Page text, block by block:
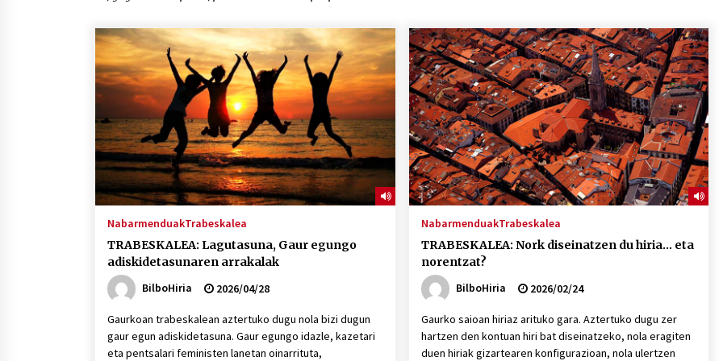
2026/07/16
POTTO: San Pedro jaietako bertso-
saioa
2026/07/09
Larunbatean Plentziako Itsas
Martxa ospatuko da
2026/07/07
Auritz Iñurrietaren margoak
ikusgai Uribitarte40 aretoan
2026/07/03
SOINUGELA: Paul McCartney eta
Ringo Starr-en lan berriak
2026/07/03
NabarmenduakTrabeskalea
TRABESKALEA: Lagutasuna, Gaur egungo
adiskidetasunaren arrakalak
BilboHiria
2026/04/28
Gaurkoan trabeskalean aztertuko dugu nola bizi dugun
gaur egun adiskidetasuna. Gaur egungo idazle, kazetari
eta pentsalari feministen lanetan oinarrituta,
NabarmenduakTrabeskalea
TRABESKALEA: Nork diseinatzen du hiria… eta
norentzat?
BilboHiria
2026/02/24
Gaurko saioan hiriaz arituko gara. Aztertuko dugu zer
hartzen den kontuan hiri bat diseinatzeko, nola eragiten
duen hiriak gizartearen konfigurazioan, nola ulertzen